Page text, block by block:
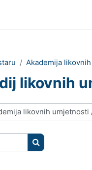
Akademija
likovnih
Pretraži e-